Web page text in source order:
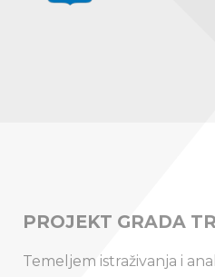
PROJEKT GRADA
Temeljem istraživanja i